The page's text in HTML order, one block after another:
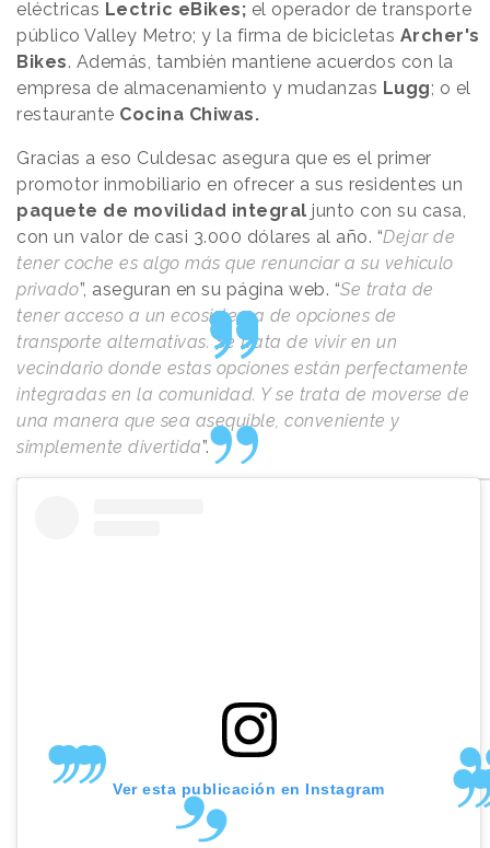
eléctricas Lectric eBikes; el operador de transporte
público Valley Metro; y la firma de bicicletas Archer's
Bikes. Además, también mantiene acuerdos con la
empresa de almacenamiento y mudanzas Lugg; o el
restaurante Cocina Chiwas.
Gracias a eso Culdesac asegura que es el primer
promotor inmobiliario en ofrecer a sus residentes un
paquete de movilidad integral junto con su casa,
con un valor de casi 3.000 dólares al año. “Dejar de
tener coche es algo más que renunciar a su vehículo
privado”, aseguran en su página web. “Se trata de
tener acceso a un ecosistema de opciones de
transporte alternativas. Se trata de vivir en un
vecindario donde estas opciones están perfectamente
integradas en la comunidad. Y se trata de moverse de
una manera que sea asequible, conveniente y
simplemente divertida”.
Ver esta publicación en Instagram